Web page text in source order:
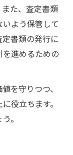
た、査定書類
よう保管して
書類の発行に
進めるための
を守りつつ、
役立ちます。
。